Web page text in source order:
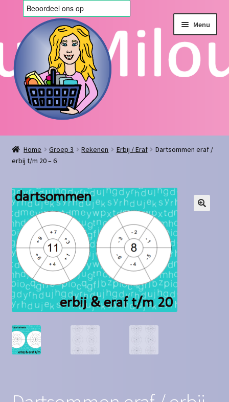
door
naar
navigatie
de
inhoud
Menu
Home
Afrekenen
Algemene voorwaarden
Blog
Contact
Homepagina
Mijn account
Privacy Policy
Winkelmand
Home Groep 3 Rekenen Erbij / Eraf
Dartsommen eraf /
erbij t/m 20 – 6